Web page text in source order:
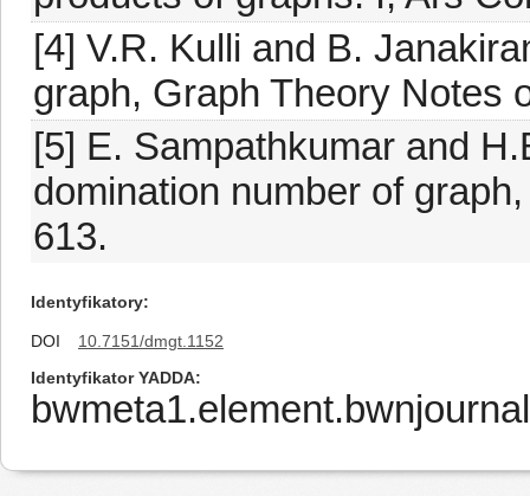
[4] V.R. Kulli and B.
graph, Graph Theory Notes
[5] E. Sampathkumar and
domination number of
613.
Identyfikatory
DOI
10.7151/dmgt.1152
Identyfikator YADDA